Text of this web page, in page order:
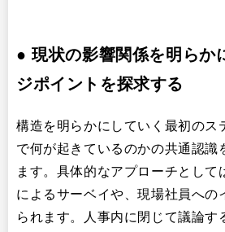
●現状の影響関係を明らか
ジポイントを探求する
構造を明らかにしていく最初のス
で何が起きているのかの共通認識
ます。具体的なアプローチとして
によるサーベイや、現場社員への
られます。人事内に閉じて議論す